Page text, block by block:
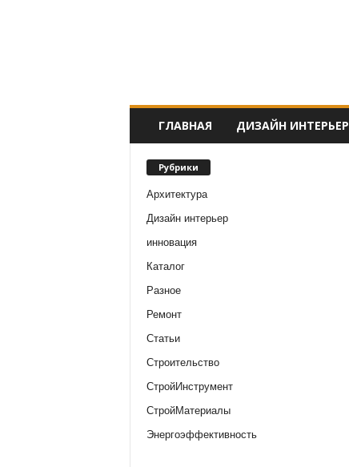
ГЛАВНАЯ ДИЗАЙН ИНТЕРЬЕР
Рубрики
Архитектура
Дизайн интерьер
инновация
Каталог
Разное
Ремонт
Статьи
Строительство
СтройИнструмент
СтройМатериалы
Энергоэффективность